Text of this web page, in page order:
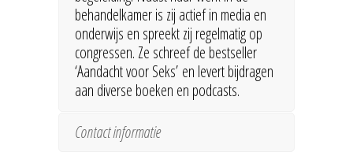
behandelkamer is zij actief in media en
onderwijs en spreekt zij regelmatig op
congressen. Ze schreef de bestseller
‘Aandacht voor Seks’ en levert bijdragen
aan diverse boeken en podcasts.
Contact informatie